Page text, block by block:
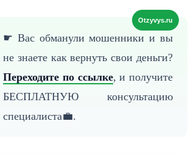
☛ Вас обманули мошенники и вы
не знаете как вернутьсвои деньги?
Переходите по ссылке, и получите
БЕСПЛАТНУЮ консультацию
специалиста💼.